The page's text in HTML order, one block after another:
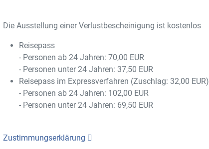
Die Ausstellung einer Verlustbescheinigung ist kostenlos
Reisepass
- Personen ab 24 Jahren: 70,00 EUR
- Personen unter 24 Jahren: 37,50 EUR
Reisepass im Expressverfahren (Zuschlag: 32,00 EUR)
- Personen ab 24 Jahren: 102,00 EUR
- Personen unter 24 Jahren: 69,50 EUR
Zustimmungserklärung